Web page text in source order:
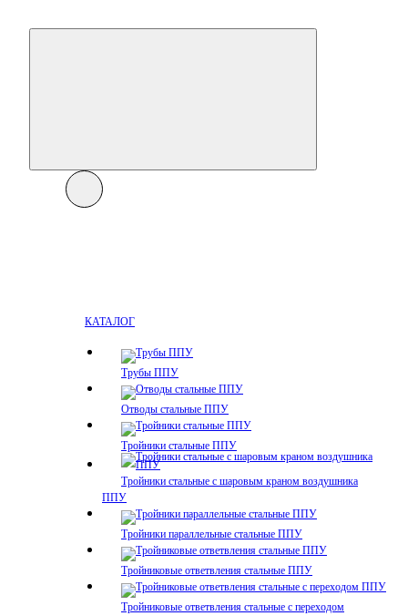
КАТАЛОГ
Трубы ППУ
Отводы стальные ППУ
Тройники стальные ППУ
Тройники стальные с шаровым краном воздушника
ППУ
Тройники параллельные стальные ППУ
Тройниковые ответвления стальные ППУ
Тройниковые ответвления стальные с переходом